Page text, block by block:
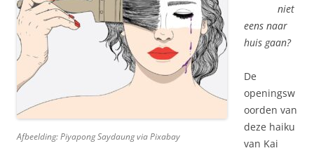
Afbeelding: Piyapong Saydaung via Pixabay
niet
eens naar
huis gaan?
De
openingsw
oorden van
deze haiku
van Kai